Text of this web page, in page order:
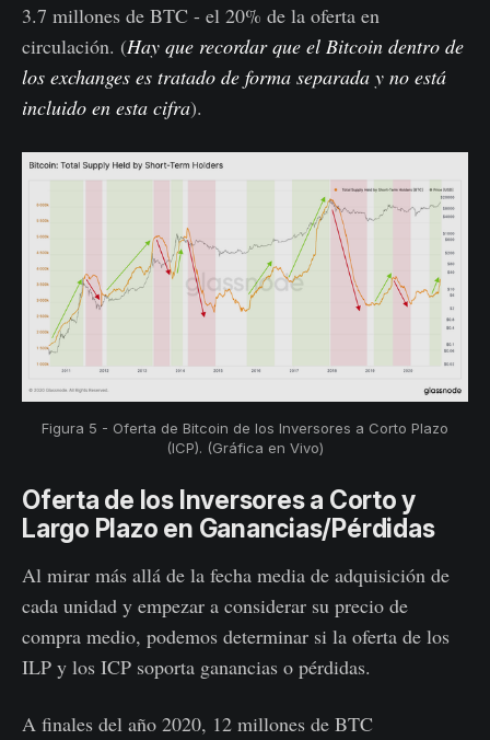
3.7 millones de BTC - el 20% de la oferta en
circulación. (Hay que recordar que el Bitcoin dentro de
los exchanges es tratado de forma separada y no está
incluido en esta cifra).
Figura 5 - Oferta de Bitcoin de los Inversores a Corto Plazo
(ICP). (Gráfica en Vivo)
Oferta de los Inversores a Corto y
Largo Plazo en Ganancias/Pérdidas
Al mirar más allá de la fecha media de adquisición de
cada unidad y empezar a considerar su precio de
compra medio, podemos determinar si la oferta de los
ILP y los ICP soporta ganancias o pérdidas.
A finales del año 2020, 12 millones de BTC